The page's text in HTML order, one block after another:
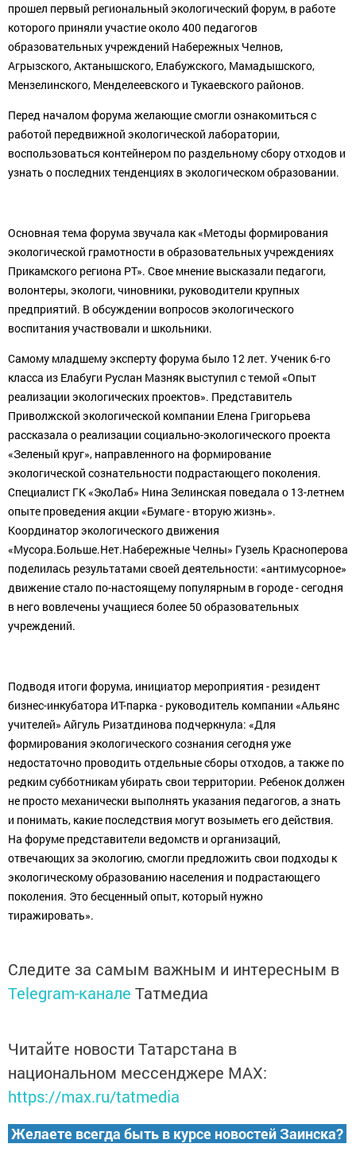
прошел первый региональный экологический форум, в работе
которого приняли участие около 400 педагогов
образовательных учреждений Набережных Челнов,
Агрызского, Актанышского, Елабужского, Мамадышского,
Мензелинского, Менделеевского и Тукаевского районов.
Перед началом форума желающие смогли ознакомиться с
работой передвижной экологической лаборатории,
воспользоваться контейнером по раздельному сбору отходов и
узнать о последних тенденциях в экологическом образовании.
Основная тема форума звучала как «Методы формирования
экологической грамотности в образовательных учреждениях
Прикамского региона РТ». Свое мнение высказали педагоги,
волонтеры, экологи, чиновники, руководители крупных
предприятий. В обсуждении вопросов экологического
воспитания участвовали и школьники.
Самому младшему эксперту форума было 12 лет. Ученик 6-го
класса из Елабуги Руслан Мазняк выступил с темой «Опыт
реализации экологических проектов». Представитель
Приволжской экологической компании Елена Григорьева
рассказала о реализации социально-экологического проекта
«Зеленый круг», направленного на формирование
экологической сознательности подрастающего поколения.
Специалист ГК «ЭкоЛаб» Нина Зелинская поведала о 13-летнем
опыте проведения акции «Бумаге - вторую жизнь».
Координатор экологического движения
«Мусора.Больше.Нет.Набережные Челны» Гузель Красноперова
поделилась результатами своей деятельности: «антимусорное»
движение стало по-настоящему популярным в городе - сегодня
в него вовлечены учащиеся более 50 образовательных
учреждений.
Подводя итоги форума, инициатор мероприятия - резидент
бизнес-инкубатора ИТ-парка - руководитель компании «Альянс
учителей» Айгуль Ризатдинова подчеркнула: «Для
формирования экологического сознания сегодня уже
недостаточно проводить отдельные сборы отходов, а также по
редким субботникам убирать свои территории. Ребенок должен
не просто механически выполнять указания педагогов, а знать
и понимать, какие последствия могут возыметь его действия.
На форуме представители ведомств и организаций,
отвечающих за экологию, смогли предложить свои подходы к
экологическому образованию населения и подрастающего
поколения. Это бесценный опыт, который нужно
тиражировать».
Следите за самым важным и интересным в
Telegram-канале Татмедиа
Читайте новости Татарстана в
национальном мессенджере MАХ:
https://max.ru/tatmedia
Желаете всегда быть в курсе новостей Заинска?